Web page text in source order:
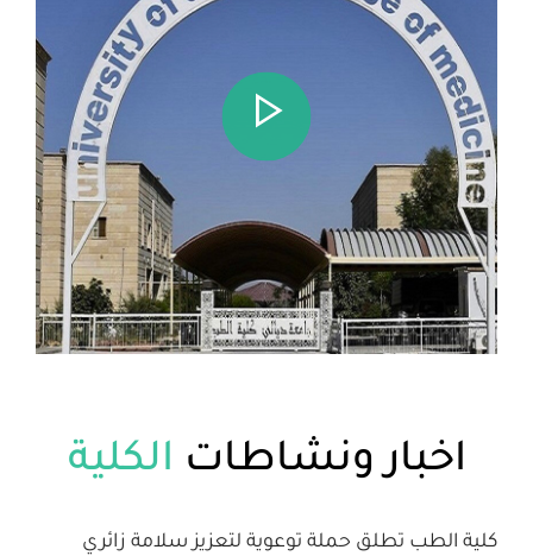
ونشاطات الكلية
تطلق حملة توعوية لتعزيز سلامة زائري